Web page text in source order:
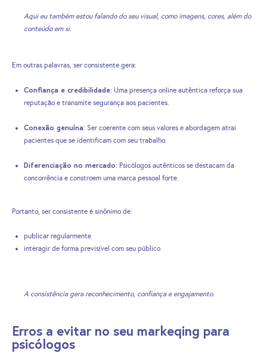
Aqui eu também estou falando do seu visual, como imagens, cores, além do
conteúdo em si.
Em outras palavras, ser consistente gera:
Confiança e credibilidade: Uma presença online autêntica reforça sua
reputação e transmite segurança aos pacientes.
Conexão genuína: Ser coerente com seus valores e abordagem atrai
pacientes que se identificam com seu trabalho.
Diferenciação no mercado: Psicólogos autênticos se destacam da
concorrência e constroem uma marca pessoal forte.
Portanto, ser consistente é sinônimo de:
publicar regularmente
interagir de forma previsível com seu público
A consistência gera reconhecimento, confiança e engajamento.
Erros a evitar no seu markeqing para
psicólogos